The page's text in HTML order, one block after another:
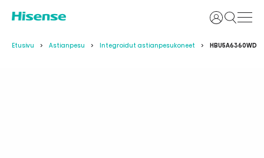
Kirjaudu
Etusivu Astianpesu Integroidut astianpesukoneet HBU5A6360WD